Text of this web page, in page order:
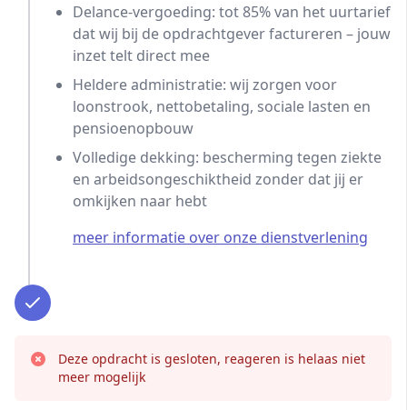
Delance-vergoeding: tot 85% van het uurtarief
dat wij bij de opdrachtgever factureren – jouw
inzet telt direct mee
Heldere administratie: wij zorgen voor
loonstrook, nettobetaling, sociale lasten en
pensioenopbouw
Volledige dekking: bescherming tegen ziekte
en arbeidsongeschiktheid zonder dat jij er
omkijken naar hebt
meer informatie over onze dienstverlening
Deze opdracht is gesloten, reageren is helaas niet
meer mogelijk